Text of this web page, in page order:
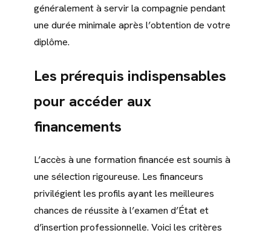
généralement à servir la compagnie pendant
une durée minimale après l’obtention de votre
diplôme.
Les prérequis indispensables
pour accéder aux
financements
L’accès à une formation financée est soumis à
une sélection rigoureuse. Les financeurs
privilégient les profils ayant les meilleures
chances de réussite à l’examen d’État et
d’insertion professionnelle. Voici les critères